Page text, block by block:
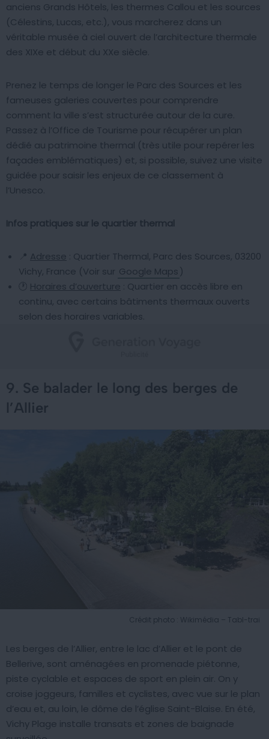
anciens Grands Hôtels, les thermes Callou et les sources
(Célestins, Lucas, etc.), vous marcherez dans un
véritable musée à ciel ouvert de l’architecture thermale
des XIXe et début du XXe siècle.
Prenez le temps de longer le Parc des Sources et les
fameuses galeries couvertes pour comprendre
comment la ville s’est structurée autour de la cure.
Passez à l’Office de Tourisme pour récupérer un plan
dédié au patrimoine thermal (très utile pour repérer les
façades emblématiques) et, si possible, suivez une visite
guidée pour saisir les enjeux de ce classement à
l’Unesco.
Infos pratiques sur le quartier thermal
📍 Adresse : Quartier Thermal, Parc des Sources, 03200
Vichy, France (Voir sur Google Maps)
🕐 Horaires d’ouverture : Quartier en accès libre en
continu, avec certains bâtiments thermaux ouverts
selon des horaires variables.
9. Se balader le long des berges de
l’Allier
Crédit photo : Wikimédia – Tabl-trai
Les berges de l’Allier, entre le lac d’Allier et le pont de
Bellerive, sont aménagées en promenade piétonne,
piste cyclable et espaces de sport en plein air. On y
croise joggeurs, familles et cyclistes, avec vue sur le plan
d’eau et, au loin, le dôme de l’église Saint-Blaise. En été,
Vichy Plage installe transats et zones de baignade